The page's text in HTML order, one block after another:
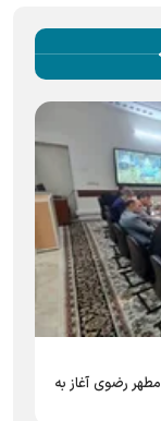
رضوی آغاز به